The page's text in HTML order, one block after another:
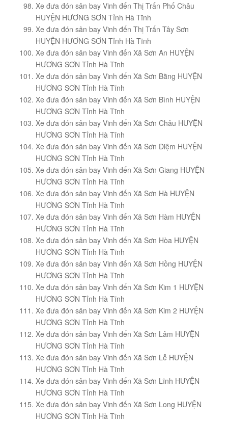
Xe đưa đón sân bay Vinh đến Thị Trấn Phố Châu
HUYỆN HƯƠNG SƠN Tỉnh Hà Tĩnh
Xe đưa đón sân bay Vinh đến Thị Trấn Tây Sơn
HUYỆN HƯƠNG SƠN Tỉnh Hà Tĩnh
Xe đưa đón sân bay Vinh đến Xã Sơn An HUYỆN
HƯƠNG SƠN Tỉnh Hà Tĩnh
Xe đưa đón sân bay Vinh đến Xã Sơn Bằng HUYỆN
HƯƠNG SƠN Tỉnh Hà Tĩnh
Xe đưa đón sân bay Vinh đến Xã Sơn Bình HUYỆN
HƯƠNG SƠN Tỉnh Hà Tĩnh
Xe đưa đón sân bay Vinh đến Xã Sơn Châu HUYỆN
HƯƠNG SƠN Tỉnh Hà Tĩnh
Xe đưa đón sân bay Vinh đến Xã Sơn Diệm HUYỆN
HƯƠNG SƠN Tỉnh Hà Tĩnh
Xe đưa đón sân bay Vinh đến Xã Sơn Giang HUYỆN
HƯƠNG SƠN Tỉnh Hà Tĩnh
Xe đưa đón sân bay Vinh đến Xã Sơn Hà HUYỆN
HƯƠNG SƠN Tỉnh Hà Tĩnh
Xe đưa đón sân bay Vinh đến Xã Sơn Hàm HUYỆN
HƯƠNG SƠN Tỉnh Hà Tĩnh
Xe đưa đón sân bay Vinh đến Xã Sơn Hòa HUYỆN
HƯƠNG SƠN Tỉnh Hà Tĩnh
Xe đưa đón sân bay Vinh đến Xã Sơn Hồng HUYỆN
HƯƠNG SƠN Tỉnh Hà Tĩnh
Xe đưa đón sân bay Vinh đến Xã Sơn Kim 1 HUYỆN
HƯƠNG SƠN Tỉnh Hà Tĩnh
Xe đưa đón sân bay Vinh đến Xã Sơn Kim 2 HUYỆN
HƯƠNG SƠN Tỉnh Hà Tĩnh
Xe đưa đón sân bay Vinh đến Xã Sơn Lâm HUYỆN
HƯƠNG SƠN Tỉnh Hà Tĩnh
Xe đưa đón sân bay Vinh đến Xã Sơn Lễ HUYỆN
HƯƠNG SƠN Tỉnh Hà Tĩnh
Xe đưa đón sân bay Vinh đến Xã Sơn Lĩnh HUYỆN
HƯƠNG SƠN Tỉnh Hà Tĩnh
Xe đưa đón sân bay Vinh đến Xã Sơn Long HUYỆN
HƯƠNG SƠN Tỉnh Hà Tĩnh